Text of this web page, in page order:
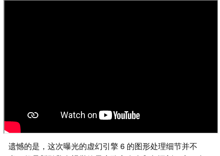
遗憾的是，这次曝光的虚幻引擎 6 的图形处理细节并不